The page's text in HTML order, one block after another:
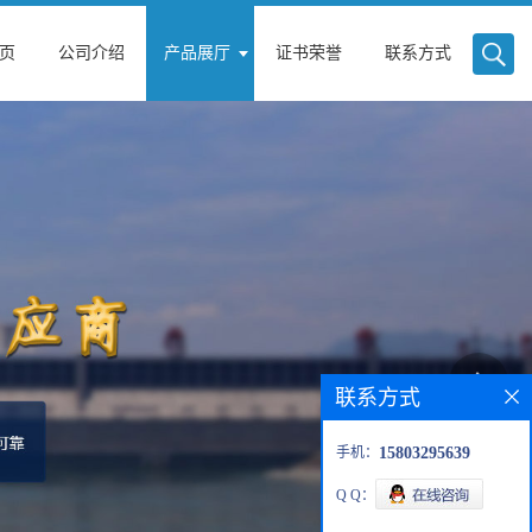
公司介绍 产品展厅 证书荣誉 联系方式
联系方式
手机： 15803295639
Q Q：